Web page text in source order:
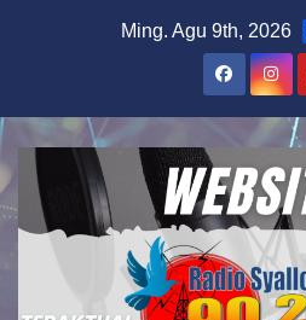
Ming. Agu 9th, 2026